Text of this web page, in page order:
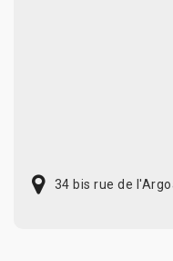
34 bis rue de